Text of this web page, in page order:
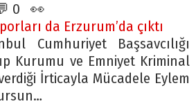
0 👀
da Erzurum’da çıktı
Cumhuriyet Başsavcılığı
Kurumu ve Emniyet Kriminal
İrticayla Mücadele Eylem